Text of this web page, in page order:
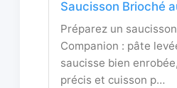
Saucisson Brioché
Préparez un
Companion : pâte
saucisse bien
précis et cuisson p…